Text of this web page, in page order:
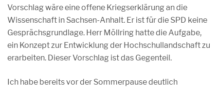
Vorschlag wäre eine offene Kriegserklärung an die
Wissenschaft in Sachsen-Anhalt. Er ist für die SPD keine
Gesprächsgrundlage. Herr Möllring hatte die Aufgabe,
ein Konzept zur Entwicklung der Hochschullandschaft zu
erarbeiten. Dieser Vorschlag ist das Gegenteil.
Ich habe bereits vor der Sommerpause deutlich